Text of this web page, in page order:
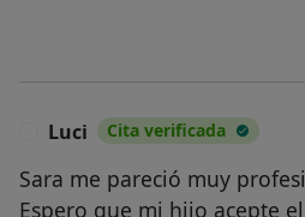
Luci Cita verificada
Sara me pareció muy
Espero que mi hijo acepte